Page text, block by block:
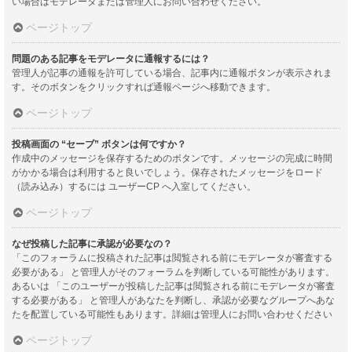
ページトップ
問題のある記事をモデレータに通報するには？
管理人が記事の通報を許可している場合、記事内に通報ボタンが表示されま
す。そのボタンをクリックすれば通報ページへ移動できます。
ページトップ
投稿画面の “セーブ” ボタンは何ですか？
作成中のメッセージを保存するためのボタンです。メッセージの完成に時間
がかかる場合は利用すると良いでしょう。保存されたメッセージをロード
（読み込み）するには ユーザーCP へ入室してください。
ページトップ
なぜ投稿した記事に承認が必要なの？
「このフォーラムに投稿された記事は閲覧される前にモデレータが審査する
必要がある」 と管理人がそのフォーラムを判断している可能性があります。
あるいは 「このユーザーが投稿した記事は閲覧される前にモデレータが審査
する必要がある」 と管理人があなたを判断し、承認が必要なグループへあな
たを配置している可能性もあります。詳細は管理人にお問い合わせください
ページトップ